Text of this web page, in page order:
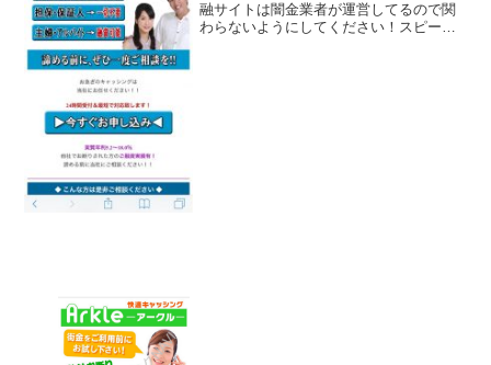
融サイトは闇金業者が運営してるので関
わらないようにしてください！スピード